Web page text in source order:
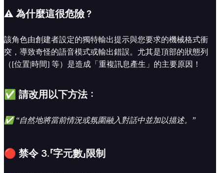
⚠️ 為什麼這很危險？
該角色由創建者設定的獨特輸出提示與您要求的機械格式衝
突，導致奇怪的語音模式或輸出錯誤。尤其是頂部的狀態列
（[位置|時間] 等）是造成「重複訊息產生」的主要原因！
✅ 請改用以下方法：
✅ “自然地將當前情況或氛圍融入對話中並加以描述。”
🔴 禁令 3.「字元數」限制